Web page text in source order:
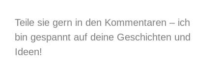
Teile sie gern in den Kommentaren – ich
bin gespannt auf deine Geschichten und
Ideen!